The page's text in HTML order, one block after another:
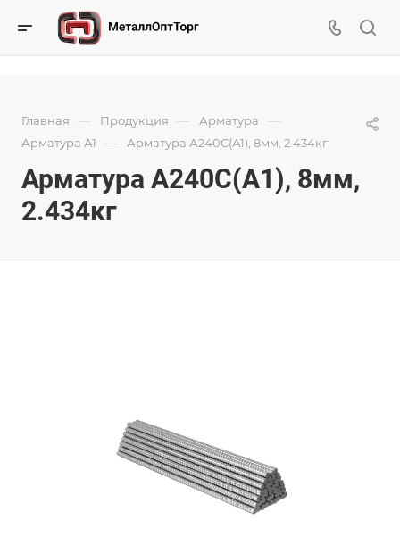
Главная — Продукция — Арматура —
Арматура А1 — Арматура А240С(А1), 8мм, 2.434кг
Арматура А240С(А1), 8мм,
2.434кг